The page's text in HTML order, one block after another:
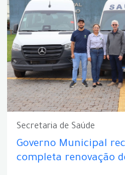
Secretaria de Saúde
Governo Municipal
completa renovação